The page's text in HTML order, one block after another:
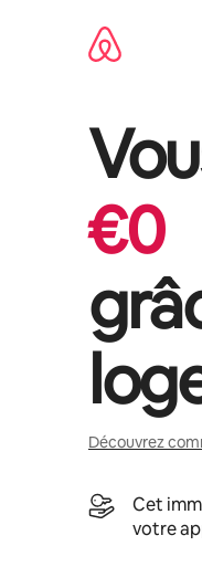
€0
Découvrez
Cet
votre